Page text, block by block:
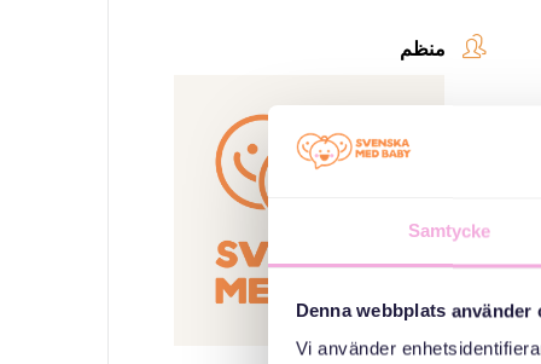
Samtycke
Denna webbplats använder
Vi använder
منظم